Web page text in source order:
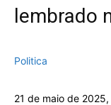
lembrado
Politica
21 de maio de